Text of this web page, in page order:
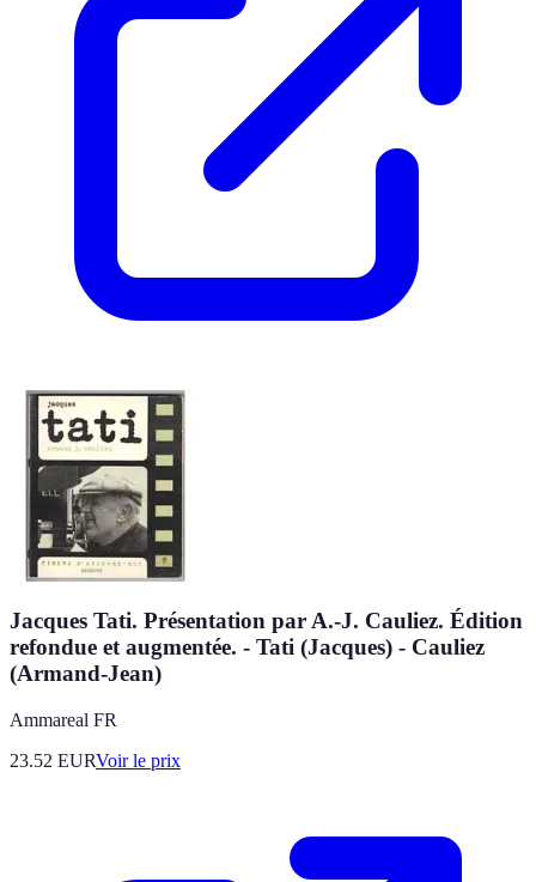
Jacques Tati. Présentation par A.-J. Cauliez. Édition
refondue et augmentée. - Tati (Jacques) - Cauliez
(Armand-Jean)
Ammareal FR
23.52 EURVoir le prix